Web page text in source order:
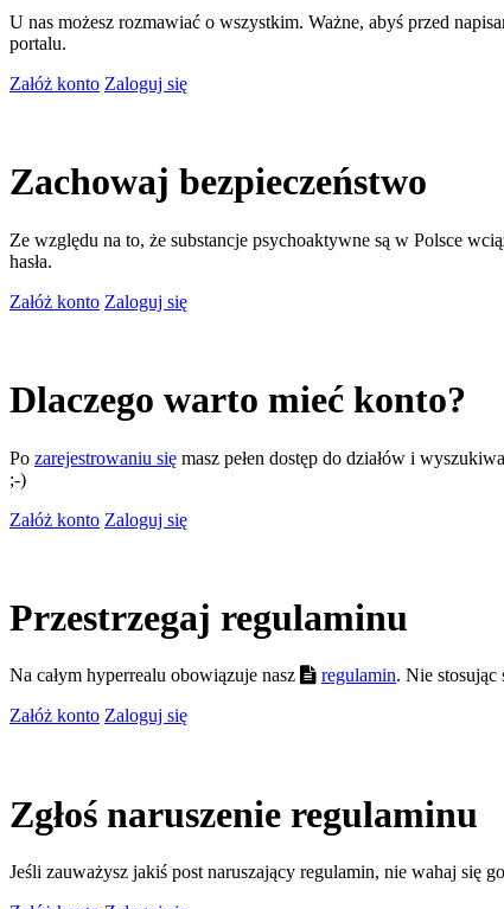
U nas możesz rozmawiać o wszystkim. Ważne, abyś przed
portalu.
Załóż konto Zaloguj się
Zachowaj bezpieczeństwo
Ze względu na to, że substancje psychoaktywne są w Polsce
hasła.
Załóż konto Zaloguj się
Dlaczego warto mieć konto?
Po zarejestrowaniu się masz pełen dostęp do działów i
;-)
Załóż konto Zaloguj się
Przestrzegaj regulaminu
Na całym hyperrealu obowiązuje nasz regulamin. Nie stosując
Załóż konto Zaloguj się
Zgłoś naruszenie regulaminu
Jeśli zauważysz jakiś post naruszający regulamin, nie wahaj się